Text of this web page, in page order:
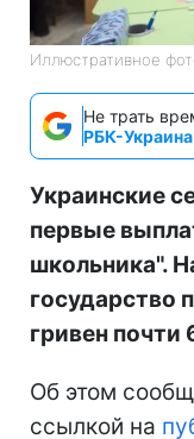
Иллюстративное
Не трать
РБК-
Украинские
первые
школьника".
государство
гривен почти
Об этом
ссылкой на